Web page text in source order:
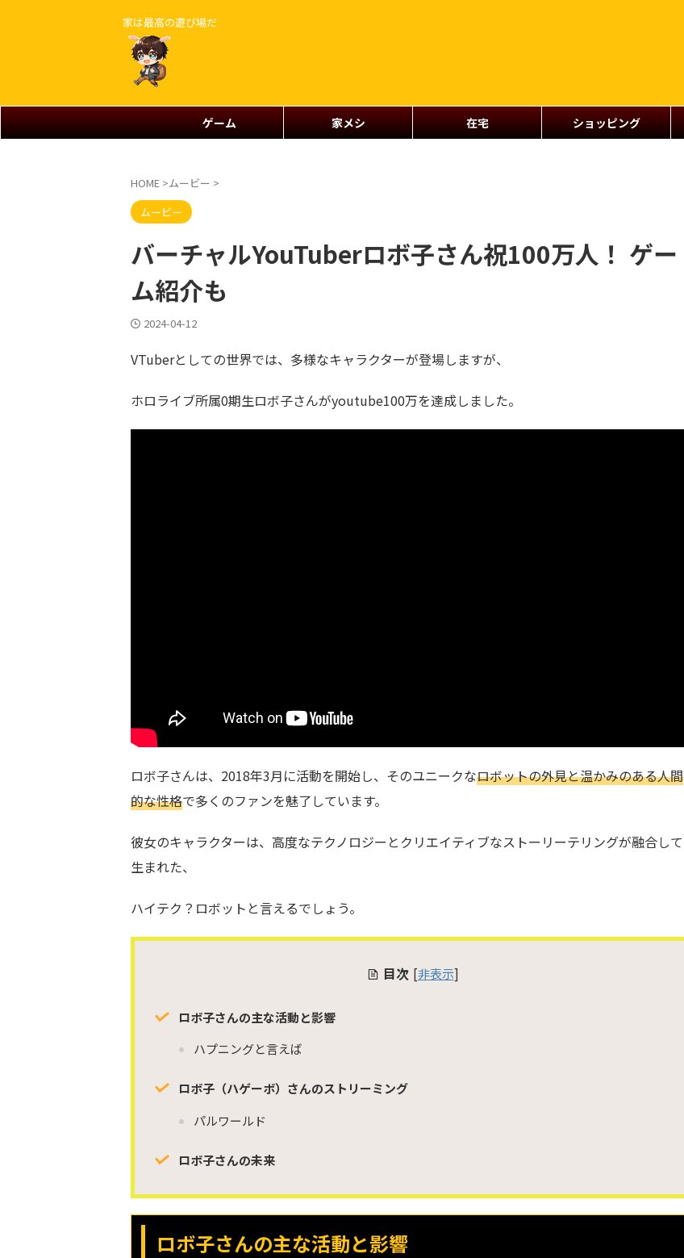
家は最高の遊び場だ
ゲーム 家メシ 在宅 ショッピング
HOME >ムービー >
ムービー
バーチャルYouTuberロボ子さん祝100万人！ ゲー
ム紹介も
2024-04-12
VTuberとしての世界では、多様なキャラクターが登場しますが、
ホロライブ所属0期生ロボ子さんがyoutube100万を達成しました。
ロボ子さんは、2018年3月に活動を開始し、そのユニークなロボットの外見と温かみのある人間
的な性格で多くのファンを魅了しています。
彼女のキャラクターは、高度なテクノロジーとクリエイティブなストーリーテリングが融合して
生まれた、
ハイテク？ロボットと言えるでしょう。
目次 [非表示]
ロボ子さんの主な活動と影響
ハプニングと言えば
ロボ子（ハゲーボ）さんのストリーミング
パルワールド
ロボ子さんの未来
ロボ子さんの主な活動と影響